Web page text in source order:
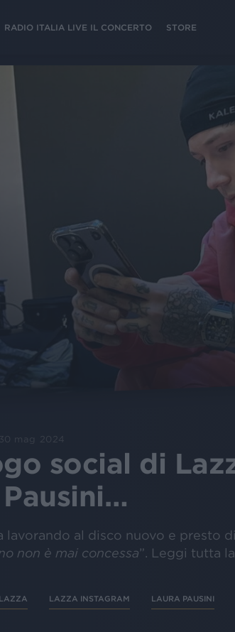
RADIO ITALIA LIVE IL CONCERTO STORE
30 mag 2024
social di
lavorando al disco nuovo e presto
non è mai concessa”. Leggi tutta
LAZZA LAZZA INSTAGRAM LAURA PAUSINI